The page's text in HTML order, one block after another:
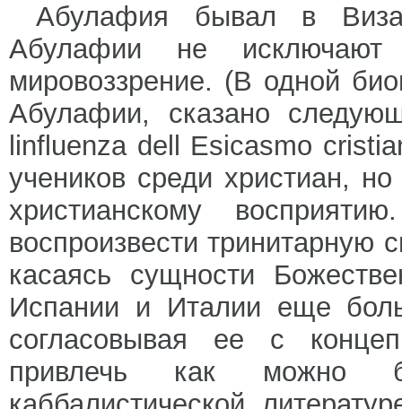
Абулафия бывал в
Абулафии не исключают
мировоззрение. (В одной
Абулафии, сказано
linfluenza dell Esicasmo
учеников среди христиан,
христианскому
воспроизвести тринитарную
касаясь сущности
Испании и Италии еще
согласовывая ее с
привлечь как можно